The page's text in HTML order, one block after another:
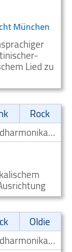
München
Lied zu
Rock
Mundharmonikaspieler
Oldie
Mundharmonikaspieler